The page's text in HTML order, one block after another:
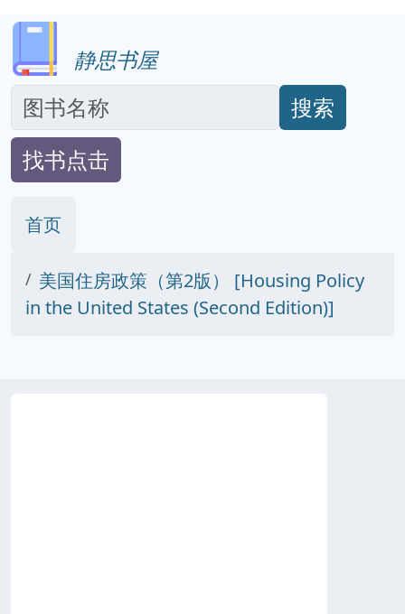
静思书屋
搜索
找书点击
首页
美国住房政策（第2版） [Housing Policy
in the United States (Second Edition)]